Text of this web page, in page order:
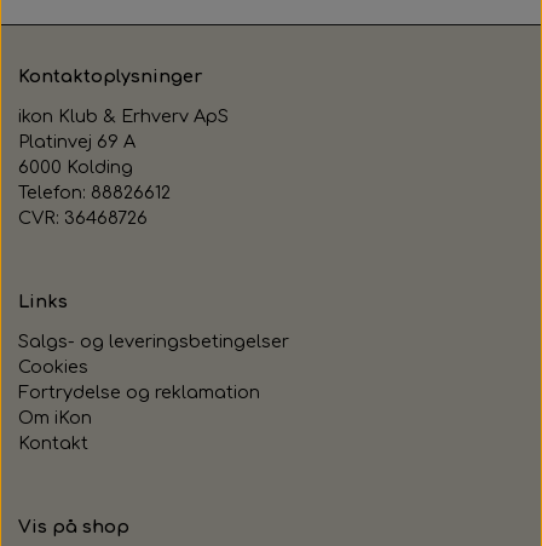
Kontaktoplysninger
ikon Klub & Erhverv ApS
Platinvej 69 A
6000 Kolding
Telefon: 88826612
CVR: 36468726
Links
Salgs- og leveringsbetingelser
Cookies
Fortrydelse og reklamation
Om iKon
Kontakt
Vis på shop